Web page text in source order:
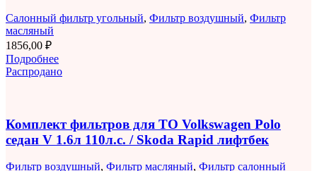
Салонный фильтр угольный, Фильтр воздушный, Фильтр
масляный
1856,00 ₽
Подробнее
Распродано
Комплект фильтров для ТО Volkswagen Polo
седан V 1.6л 110л.с. / Skoda Rapid лифтбек
Фильтр воздушный, Фильтр масляный, Фильтр салонный